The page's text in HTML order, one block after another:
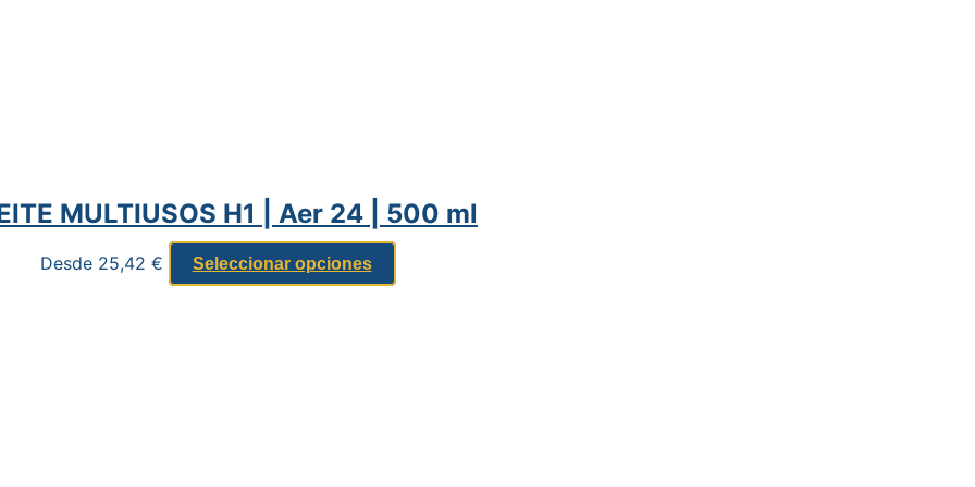
MULTIUSOS H1 | Aer 24 | 500 ml
Desde 25,42 € Seleccionar opciones